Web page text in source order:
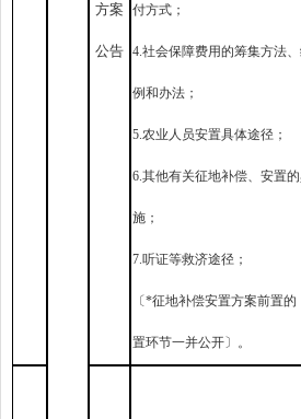
方案
公告
付方式；
4.社会保障费用的筹集方法
例和办法；
5.农业人员安置具体途径；
6.其他有关征地补偿、安置
施；
7.听证等救济途径；
〔*征地补偿安置方案前置的
置环节一并公开〕。